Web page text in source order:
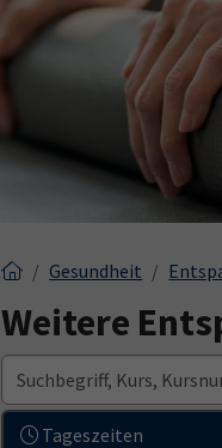
Gesundheit
Weitere
Tageszeiten